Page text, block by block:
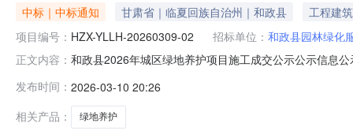
中标｜中标通知 甘肃省｜临夏回族自治州｜和政县
工程建筑
项目编号： HZX-YLLH-20260309-02 招标单位： 和政县园林绿化
正文内容： 和政县2026年城区绿地养护项目施工成交公示公示信息
001HZX-YLLH-20260309-02工程-施工2891679.66(元)
发布时间： 2026-03-10 20:26
相关产品：
绿地养护